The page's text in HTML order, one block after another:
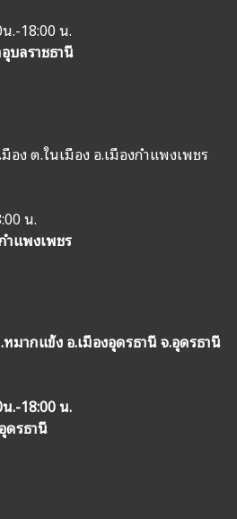
.-18:00 น.
บลราชธานี
ง ต.ในเมือง อ.เมืองกำแพงเพชร
น.
ำแพงเพชร
มากแข้ง อ.เมืองอุดรธานี จ.อุดรธานี
น.-18:00 น.
ดรธานี